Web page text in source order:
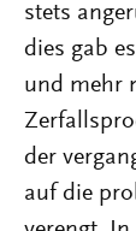
stets
dies gab
und mehr
der
auf die